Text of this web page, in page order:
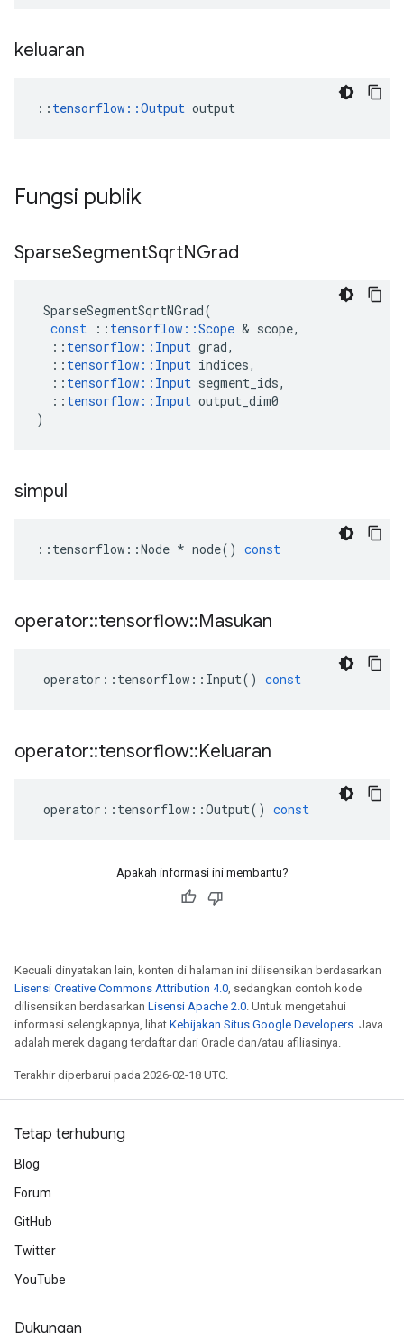
keluaran
:: tensorflow::Output output
Fungsi publik
SparseSegmentSqrtNGrad
SparseSegmentSqrtNGrad(
const
:: tensorflow ::Scope & scope,
:: tensorflow :: Input grad,
:: tensorflow :: Input indices,
:: tensorflow :: Input segment_ids,
:: tensorflow :: Input output_dim0
)
simpul
:: tensorflow ::Node * node() const
operator::tensorflow::Masukan
operator :: tensorflow :: Input() const
operator::tensorflow::Keluaran
operator :: tensorflow ::Output() const
Apakah informasi ini membantu?
Kecuali dinyatakan lain, konten di halaman ini dilisensikan berdasarkan
Lisensi Creative Commons Attribution 4.0, sedangkan contoh kode
dilisensikan berdasarkan Lisensi Apache 2.0. Untuk mengetahui
informasi selengkapnya, lihat Kebijakan Situs Google Developers. Java
adalah merek dagang terdaftar dari Oracle dan/atau afiliasinya.
Terakhir diperbarui pada 2026-02-18 UTC.
Tetap terhubung
Blog
Forum
GitHub
Twitter
YouTube
Dukungan